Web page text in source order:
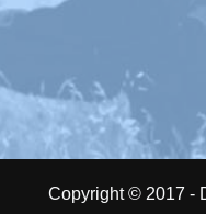
Copyright © 2017 -